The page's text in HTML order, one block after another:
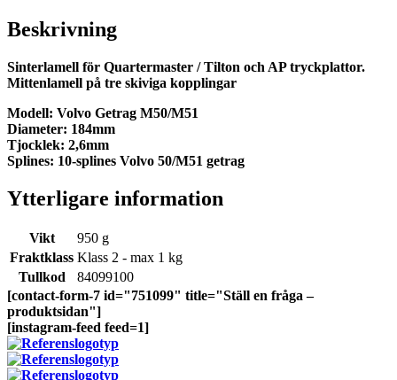
Beskrivning
Sinterlamell för Quartermaster / Tilton och AP tryckplattor.
Mittenlamell på tre skiviga kopplingar
Modell: Volvo Getrag M50/M51
Diameter: 184mm
Tjocklek: 2,6mm
Splines: 10-splines Volvo 50/M51 getrag
Ytterligare information
Vikt
950 g
Fraktklass Klass 2 - max 1 kg
Tullkod
84099100
[contact-form-7 id="751099" title="Ställ en fråga –
produktsidan"]
[instagram-feed feed=1]